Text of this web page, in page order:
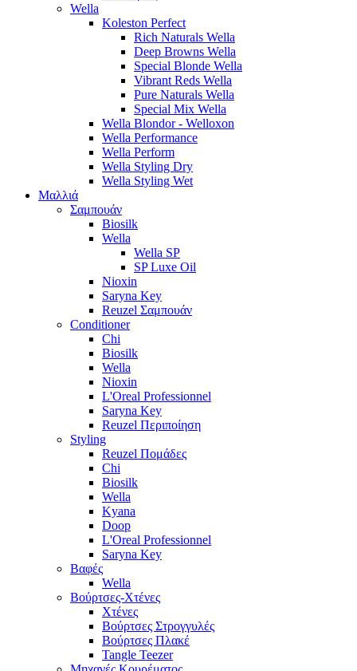
Wella
Koleston Perfect
Rich Naturals Wella
Deep Browns Wella
Special Blonde Wella
Vibrant Reds Wella
Pure Naturals Wella
Special Mix Wella
Wella Blondor - Welloxon
Wella Performance
Wella Perform
Wella Styling Dry
Wella Styling Wet
Μαλλιά
Σαμπουάν
Biosilk
Wella
Wella SP
SP Luxe Oil
Nioxin
Saryna Key
Reuzel Σαμπουάν
Conditioner
Chi
Biosilk
Wella
Nioxin
L'Oreal Professionnel
Saryna Key
Reuzel Περιποίηση
Styling
Reuzel Πομάδες
Chi
Biosilk
Wella
Kyana
Doop
L'Oreal Professionnel
Saryna Key
Βαφές
Wella
Βούρτσες-Χτένες
Χτένες
Βούρτσες Στρογγυλές
Βούρτσες Πλακέ
Tangle Teezer